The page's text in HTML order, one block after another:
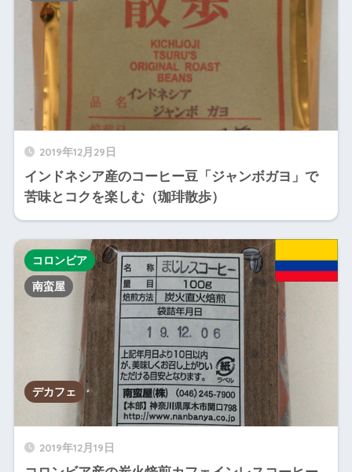
2019年12月29日
インドネシア産のコーヒー豆「ジャンボガヨ」で
苦味とコクを楽しむ（珈琲散歩）
2019年12月19日
コロンビア
デカフェ
南蛮屋